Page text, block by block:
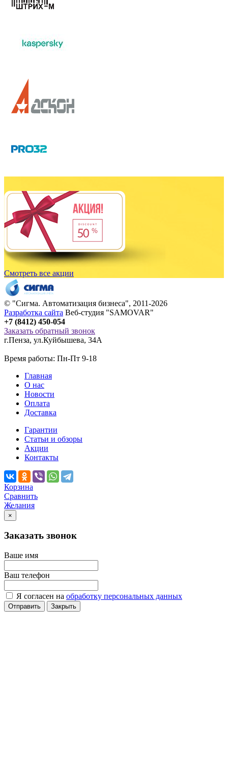
Смотреть все акции
© "Сигма. Автоматизация бизнеса", 2011-2026
Разработка сайта Веб-студия "SAMOVAR"
+7 (8412) 450-054
Заказать обратный звонок
г.Пенза, ул.Куйбышева, 34А
Время работы: Пн-Пт 9-18
Главная
О нас
Новости
Оплата
Доставка
Гарантии
Статьи и обзоры
Акции
Контакты
Корзина
Сравнить
Желания
×
Заказать звонок
Ваше имя
Ваш телефон
Я согласен на обработку персональных данных
Отправить Закрыть